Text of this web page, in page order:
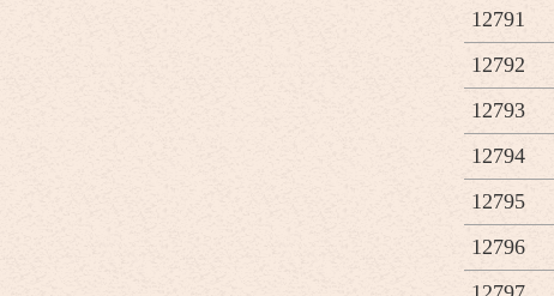
12791
12792
12793
12794
12795
12796